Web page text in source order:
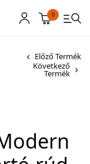
0
Előző Termék
Következő
Termék